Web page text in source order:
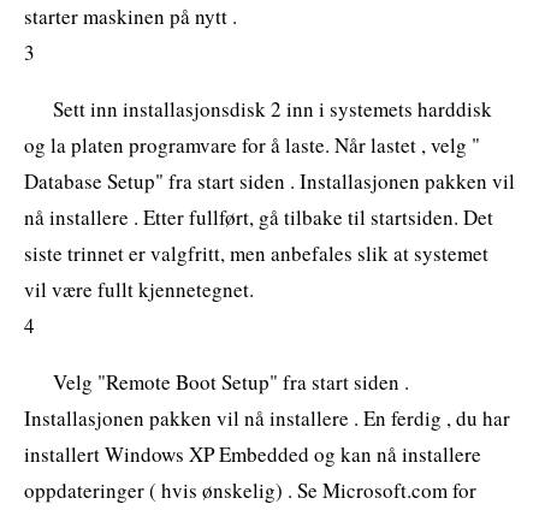
starter maskinen på nytt .
3
Sett inn installasjonsdisk 2 inn i systemets harddisk
og la platen programvare for å laste. Når lastet , velg "
Database Setup" fra start siden . Installasjonen pakken vil
nå installere . Etter fullført, gå tilbake til startsiden. Det
siste trinnet er valgfritt, men anbefales slik at systemet
vil være fullt kjennetegnet.
4
Velg "Remote Boot Setup" fra start siden .
Installasjonen pakken vil nå installere . En ferdig , du har
installert Windows XP Embedded og kan nå installere
oppdateringer ( hvis ønskelig) . Se Microsoft.com for